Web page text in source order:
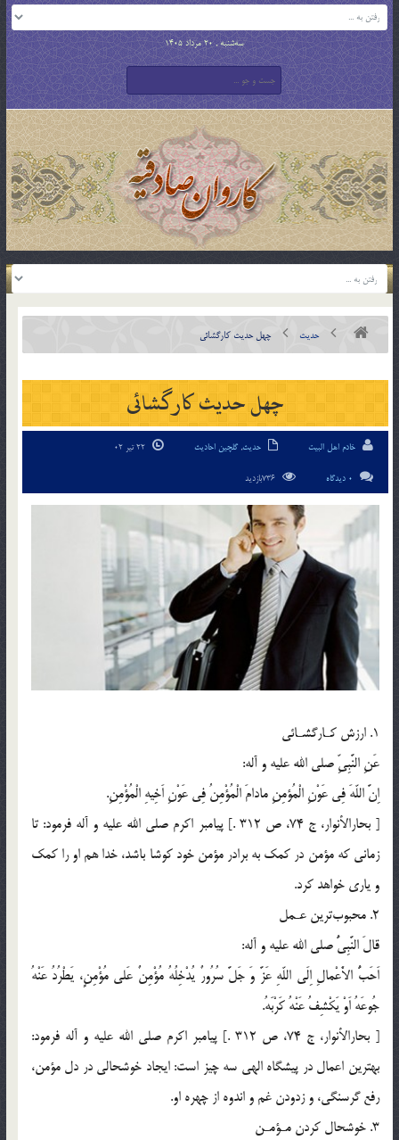
سه‌شنبه , 20 مرداد 1405
حدیث چهل حدیث کارگشائی
چهل حدیث کارگشائی
خادم اهل البیت حدیث, گلچین احادیث
0 دیدگاه
1. ارزش كـارگشـائى
عَنِ النَّبِىِّ صلي الله عليه و آله:
اِنَّ اللّهَ فِى عَوْنِ الْمُؤمِنِ مادامَ الْمُؤْمِنُ فِى عَوْنِ اَخِيهِ الْمُؤْمِنِ.
[ بحارالأنوار، ج 74، ص 312 .] پيامبر اكرم صلى الله عليه و آله فرمود: تا
زمانى كه مؤمن در كمك به برادر مؤمن خود كوشا باشد، خدا هم او را كمك
و يارى خواهد كرد.
2. محبوب‌ترين عـمل
قالَ النَّبِىُّ صلي الله عليه و آله:
اَحَبُّ الاَْعْمالِ اِلَى اللّهِ عَزَّ وَ جَلَّ سُرُورٌ يُدْخِلُهُ مُؤْمِنٌ عَلى مُؤْمِنٍ، يَطْرُدُ عَنْهُ
جُوعَهُ اَوْ يَكْشِفُ عَنْهُ كَرْبَهُ.
[ بحارالأنوار، ج 74، ص 312 .] پيامبر اكرم صلى الله عليه و آله فرمود:
بهترين اعمال در پيشگاه الهى سه چيز است: ايجاد خوشحالى در دل مؤمن،
رفع گرسنگى، و زدودن غم و اندوه از چهره او.
3. خوشحال كردن مـؤمـن